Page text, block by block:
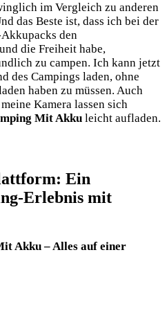
im Vergleich zu ⁤anderen
​das Beste ist, dass ich bei der⁣
den
die Freiheit habe,​
zu campen. Ich kann jetzt
des Campings laden, ohne
haben zu müssen. Auch
Kamera‌ lassen ‌sich
⁣Mit ⁣Akku leicht aufladen.
⁣Ein
Erlebnis mit
Akku – Alles auf einer